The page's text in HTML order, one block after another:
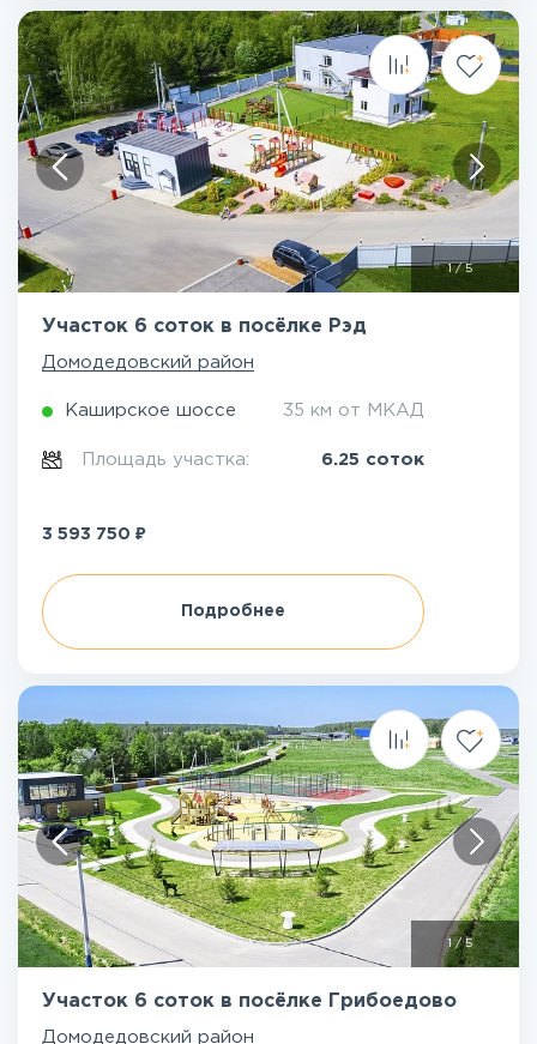
1 / 5
Участок 6 соток в посёлке Рэд
Домодедовский район
Каширское шоссе 35 км от МКАД
Площадь участка: 6.25 соток
3 593 750 ₽
Подробнее
1/5
Участок 6 соток в посёлке Грибоедово
Домодедовский район